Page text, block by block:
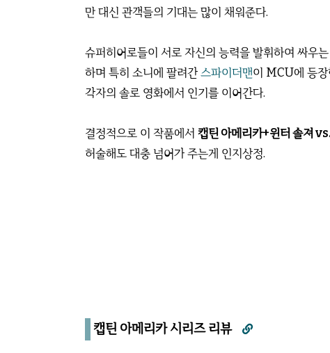
만 대신 관객들의 기대는 많이 채워준다.
슈퍼히어로들이 서로 자신의 능력을 발휘하여 싸우
하며 특히 소니에 팔려간스파이더맨이 MCU에 등장
각자의 솔로 영화에서 인기를 이어간다.
결정적으로 이 작품에서 캡틴 아메리카+윈터 솔져
허술해도 대충 넘어가 주는게 인지상정.
캡틴 아메리카 시리즈 리뷰 